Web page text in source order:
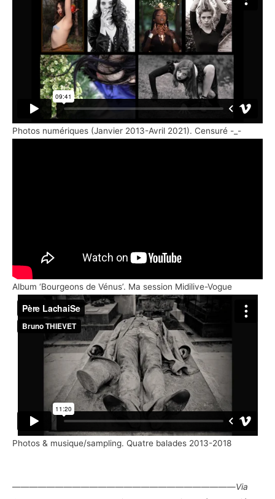
Photos numériques (Janvier 2013-Avril 2021). Censuré -_-
Album ‘Bourgeons de Vénus’. Ma session Midilive-Vogue
Photos & musique/sampling. Quatre balades 2013-2018
——————————————————————————Via